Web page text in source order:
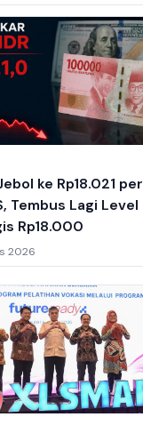
ke Rp18.021 per
Tembus Lagi Level
Rp18.000
2026